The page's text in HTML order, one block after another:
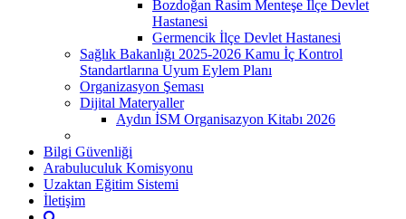
Bozdoğan Rasim Menteşe İlçe Devlet
Hastanesi
Germencik İlçe Devlet Hastanesi
Sağlık Bakanlığı 2025-2026 Kamu İç Kontrol
Standartlarına Uyum Eylem Planı
Organizasyon Şeması
Dijital Materyaller
Aydın İSM Organisazyon Kitabı 2026
Bilgi Güvenliği
Arabuluculuk Komisyonu
Uzaktan Eğitim Sistemi
İletişim